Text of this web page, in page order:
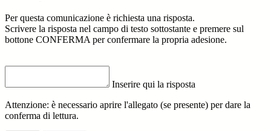
Per questa comunicazione è richiesta una risposta.
Scrivere la risposta nel campo di testo sottostante e premere sul
bottone CONFERMA per confermare la propria adesione.
Inserire qui la risposta
Attenzione: è necessario aprire l'allegato (se presente) per dare la
conferma di lettura.